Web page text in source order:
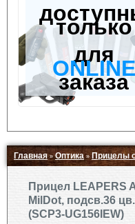
только
для
ONLINE
заказа
Главная»Оптика » Прицелы
Прицел LEAPERS
MilDot, подсв.36
(SCP3-UG156IEW)